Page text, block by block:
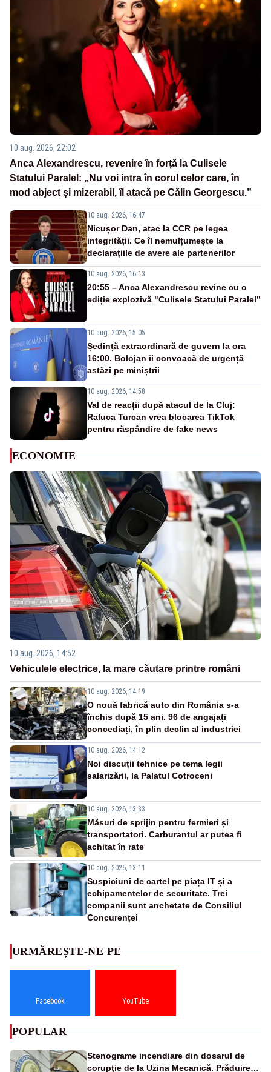
10 aug. 2026, 22:02
Anca Alexandrescu, revenire în forță la Culisele
Statului Paralel: „Nu voi intra în corul celor care, în
mod abject și mizerabil, îl atacă pe Călin Georgescu.”
10 aug. 2026, 16:47
Nicușor Dan, atac la CCR pe legea
integrității. Ce îl nemulțumește la
declarațiile de avere ale partenerilor
10 aug. 2026, 16:13
20:55 – Anca Alexandrescu revine cu o
ediție explozivă "Culisele Statului Paralel”
10 aug. 2026, 15:05
Ședință extraordinară de guvern la ora
16:00. Bolojan îi convoacă de urgență
astăzi pe miniștrii
10 aug. 2026, 14:58
Val de reacții după atacul de la Cluj:
Raluca Turcan vrea blocarea TikTok
pentru răspândire de fake news
ECONOMIE
10 aug. 2026, 14:52
Vehiculele electrice, la mare căutare printre români
10 aug. 2026, 14:19
O nouă fabrică auto din România s-a
închis după 15 ani. 96 de angajați
concediați, în plin declin al industriei
10 aug. 2026, 14:12
Noi discuții tehnice pe tema legii
salarizării, la Palatul Cotroceni
10 aug. 2026, 13:33
Măsuri de sprijin pentru fermieri și
transportatori. Carburantul ar putea fi
achitat în rate
10 aug. 2026, 13:11
Suspiciuni de cartel pe piața IT și a
echipamentelor de securitate. Trei
companii sunt anchetate de Consiliul
Concurenței
URMĂREȘTE-NE PE
Facebook YouTube
POPULAR
Stenograme incendiare din dosarul de
corupție de la Uzina Mecanică. Prăduirea